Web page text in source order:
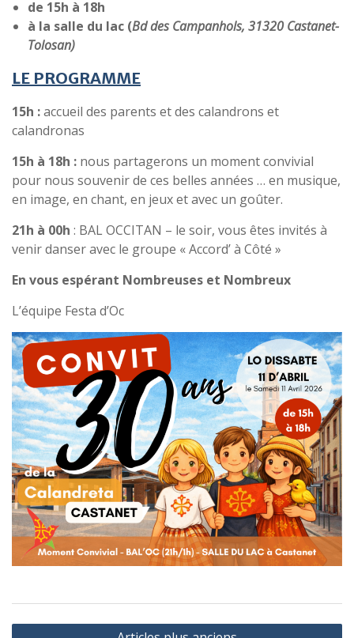
de 15h à 18h
à la salle du lac (Bd des Campanhols, 31320 Castanet-
Tolosan)
LE PROGRAMME
15h :accueil des parents et des calandrons et
calandronas
15h à 18h : nous partagerons un moment convivial
pour nous souvenir de ces belles années … en musique,
en image, en chant, en jeux et avec un goûter.
21h à 00h : BAL OCCITAN – le soir, vous êtes invités à
venir danser avec le groupe « Accord’ à Côté »
En vous espérant Nombreuses et Nombreux
L’équipe Festa d’Oc
Navigation